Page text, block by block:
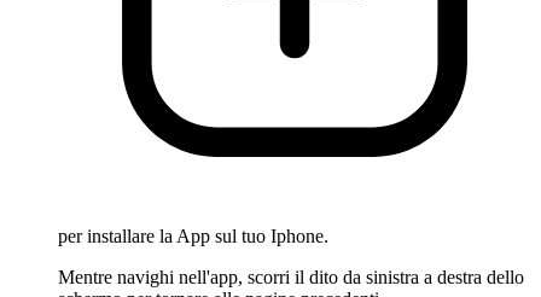
per installare la App sul tuo Iphone.
Mentre navighi nell'app, scorri il dito da sinistra a destra dello